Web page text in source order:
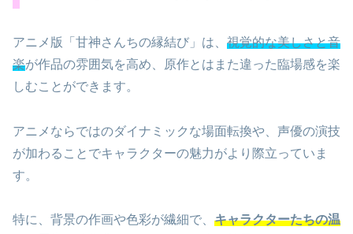
アニメ版「甘神さんちの縁結び」は、 視覚的な美しさと音
楽が作品の雰囲気を高め、原作とはまた違った臨場感を楽
しむことができます。
アニメならではのダイナミックな場面転換や、声優の演技
が加わることでキャラクターの魅力がより際立っていま
す。
特に、背景の作画や色彩が繊細で、 キャラクターたちの温